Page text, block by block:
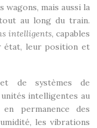
mais aussi la
au long du train.
intelligents, capables
état, leur position et
de systèmes de
intelligentes au
permanence des
les vibrations